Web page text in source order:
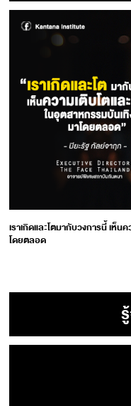
เราเกิดและโตมากับวงการนี้ เห็
โดยตลอด